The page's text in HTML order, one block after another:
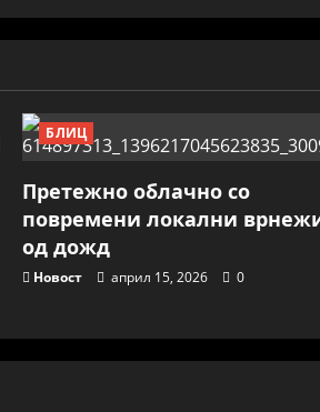
БЛИЦ
Претежно облачно со
повремени локални
од дожд
Новост април 15, 2026 0